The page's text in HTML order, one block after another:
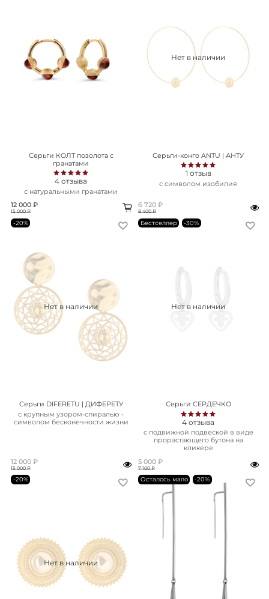
Серьги КОЛТ позолота с
гранатами
4 отзыва
с натуральными гранатами
12 000 ₽
15 000 ₽
Нет в наличии
Серьги-конго ANTU | АНТУ
1 отзыв
с символом изобилия
6 720 ₽
8 400 ₽
Нет в наличии
-20%
Серьги DIFERETU | ДИФЕРЕТУ
с крупным узором-спиралью -
символом бесконечности жизни
12 000 ₽
15 000 ₽
Нет в наличии
Бестселлер -30%
Серьги СЕРДЕЧКО
4 отзыва
с подвижной подвеской в виде
прорастающего бутона на
кликере
5 000 ₽
7 100 ₽
Нет в наличии
-20% Осталось мало -20%